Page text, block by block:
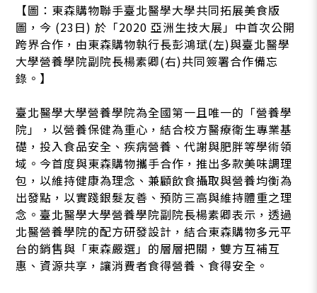
【圖：東森購物聯手臺北醫學大學共同拓展美食版
圖，今 (23日) 於「2020 亞洲生技大展」中首次公開
跨界合作，由東森購物執行長彭鴻珷(左)與臺北醫學
大學營養學院副院長楊素卿(右)共同簽署合作備忘
錄。】
臺北醫學大學營養學院為全國第一且唯一的「營養學
院」，以營養保健為重心，結合校方醫療衛生專業基
礎，投入食品安全、疾病營養、代謝與肥胖等學術領
域。今首度與東森購物攜手合作，推出多款美味調理
包，以維持健康為理念、兼顧飲食攝取與營養均衡為
出發點，以實踐銀髮友善、預防三高與維持體重之理
念。臺北醫學大學營養學院副院長楊素卿表示，透過
北醫營養學院的配方研發設計，結合東森購物多元平
台的銷售與「東森嚴選」的層層把關，雙方互補互
惠、資源共享，讓消費者食得營養、食得安全。